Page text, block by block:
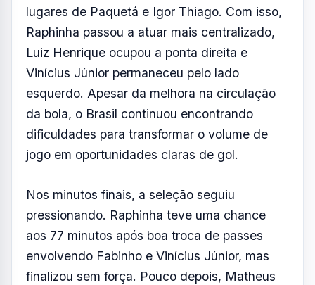
lugares de Paquetá e Igor Thiago. Com isso,
Raphinha passou a atuar mais centralizado,
Luiz Henrique ocupou a ponta direita e
Vinícius Júnior permaneceu pelo lado
esquerdo. Apesar da melhora na circulação
da bola, o Brasil continuou encontrando
dificuldades para transformar o volume de
jogo em oportunidades claras de gol.
Nos minutos finais, a seleção seguiu
pressionando. Raphinha teve uma chance
aos 77 minutos após boa troca de passes
envolvendo Fabinho e Vinícius Júnior, mas
finalizou sem força. Pouco depois, Matheus